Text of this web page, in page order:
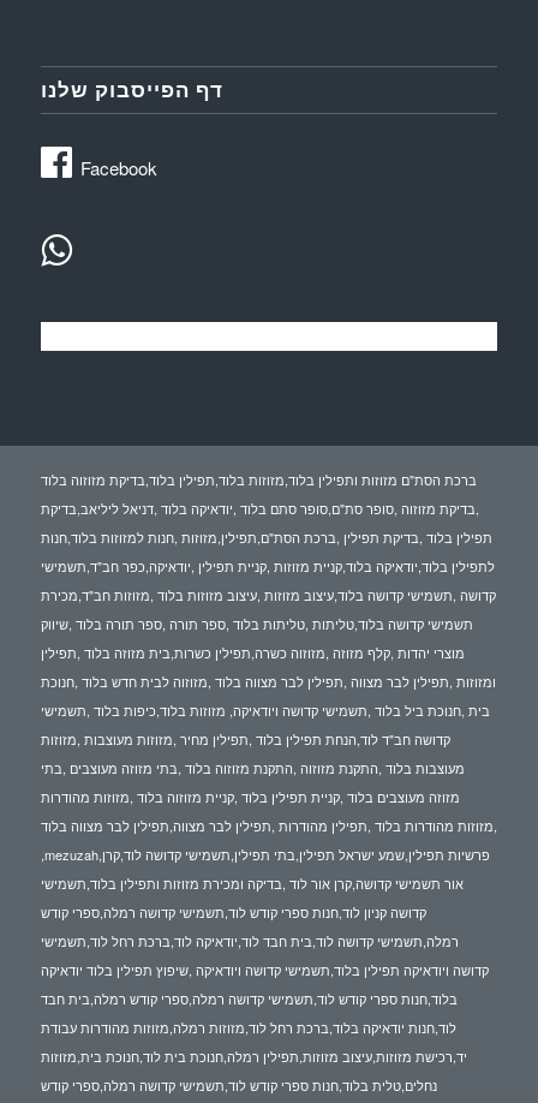
דף הפייסבוק שלנו
Facebook
ברכת הסת"ם מזוזות ותפילין בלוד,מזוזות בלוד,תפילין בלוד,בדיקת מזוזוה בלוד
,בדיקת מזוזוה ,סופר סת"ם,סופר סתם בלוד ,יודאיקה בלוד ,דניאל ליליאב,בדיקת
תפילין בלוד ,בדיקת תפילין ,ברכת הסת"ם,תפילין,מזוזות ,חנות למזוזות בלוד,חנות
לתפילין בלוד,יודאיקה בלוד,קניית מזוזות ,קניית תפילין ,יודאיקה,כפר חב"ד,תשמישי
קדושה ,תשמישי קדושה בלוד,עיצוב מזוזות ,עיצוב מזוזות בלוד ,מזוזות חב"ד,מכירת
תשמישי קדושה בלוד,טליתות ,טליתות בלוד ,ספר תורה ,ספר תורה בלוד ,שיווק
מוצרי יהדות ,קלף מזוזה ,מזוזוה כשרה,תפילין כשרות,בית מזוזה בלוד ,תפילין
ומזוזות ,תפילין לבר מצווה ,תפילין לבר מצווה בלוד ,מזוזוה לבית חדש בלוד ,חנוכת
בית ,חנוכת ביל בלוד ,תשמישי קדושה ויודאיקה, מזוזות בלוד,כיפות בלוד ,תשמישי
קדושה חב"ד לוד,הנחת תפילין בלוד ,תפילין מחיר ,מזוזות מעוצבות ,מזוזות
מעוצבות בלוד ,התקנת מזוזוה ,התקנת מזוזוה בלוד ,בתי מזוזה מעוצבים ,בתי
מזוזה מעוצבים בלוד ,קניית תפילין בלוד ,קניית מזוזוה בלוד ,מזוזות מהודרות
,מזוזות מהודרות בלוד ,תפילין מהודרות ,תפילין לבר מצווה,תפילין לבר מצווה בלוד
,mezuzah,פרשיות תפילין,שמע ישראל תפילין,בתי תפילין,תשמישי קדושה לוד,קרן
אור תשמישי קדושה,קרן אור לוד ,בדיקה ומכירת מזוזות ותפילין בלוד,תשמישי
קדושה קניון לוד,חנות ספרי קודש לוד,תשמישי קדושה רמלה,ספרי קודש
רמלה,תשמישי קדושה לוד,בית חבד לוד,יודאיקה לוד,ברכת רחל לוד,תשמישי
קדושה ויודאיקה תפילין בלוד,תשמישי קדושה ויודאיקה ,שיפוץ תפילין בלוד יודאיקה
בלוד,חנות ספרי קודש לוד,תשמישי קדושה רמלה,ספרי קודש רמלה,בית חבד
לוד,חנות יודאיקה בלוד,ברכת רחל לוד,מזוזות רמלה,מזוזות מהודרות עבודת
יד,רכישת מזוזות,עיצוב מזוזות,תפילין רמלה,חנוכת בית לוד,חנוכת בית,מזוזות
נחלים,טלית בלוד,חנות ספרי קודש לוד,תשמישי קדושה רמלה,ספרי קודש